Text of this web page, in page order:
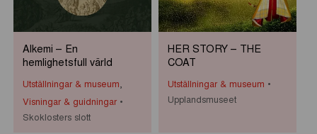
Alkemi – En
hemlighetsfull värld
Utställningar & museum,
Visningar & guidningar
Skoklosters slott
HER STORY – THE
COAT
Utställningar & museum
Upplandsmuseet